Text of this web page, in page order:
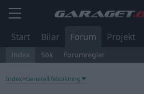
Start Bilar Forum Projekt
Index Sök Forumregler
Index>Generell felsökning